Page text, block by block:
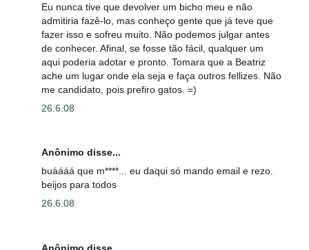
Eu nunca tive que devolver um bicho meu e não
admitiria fazê-lo, mas conheço gente que já teve que
fazer isso e sofreu muito. Não podemos julgar antes
de conhecer. Afinal, se fosse tão fácil, qualquer um
aqui poderia adotar e pronto. Tomara que a Beatriz
ache um lugar onde ela seja e faça outros fellizes. Não
me candidato, pois prefiro gatos. =)
26.6.08
Anônimo disse...
buáááá que m****... eu daqui só mando email e rezo.
beijos para todos
26.6.08
Anônimo disse...